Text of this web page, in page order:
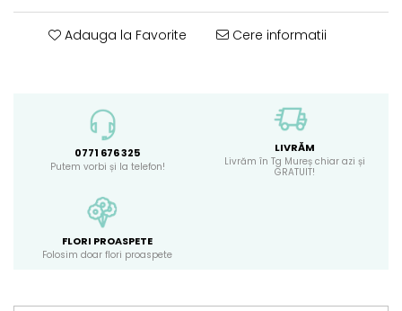
Adauga la Favorite Cere informatii
0771 676 325
Putem vorbi și la telefon!
LIVRĂM
Livrăm în Tg Mureș chiar azi și
GRATUIT!
FLORI PROASPETE
Folosim doar flori proaspete